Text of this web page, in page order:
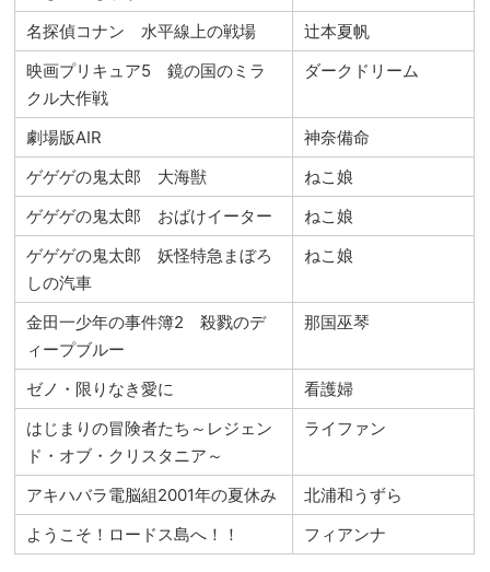
名探偵コナン 水平線上の戦場
辻本夏帆
映画プリキュア5 鏡の国のミラ
クル大作戦
ダークドリーム
劇場版AIR
神奈備命
ゲゲゲの鬼太郎 大海獣
ねこ娘
ゲゲゲの鬼太郎 おばけイーター
ねこ娘
ゲゲゲの鬼太郎 妖怪特急まぼろ
しの汽車
ねこ娘
金田一少年の事件簿2 殺戮のデ
ィープブルー
那国巫琴
ゼノ・限りなき愛に
看護婦
はじまりの冒険者たち～レジェン
ド・オブ・クリスタニア～
ライファン
アキハバラ電脳組2001年の夏休み
北浦和うずら
ようこそ！ロードス島へ！！
フィアンナ